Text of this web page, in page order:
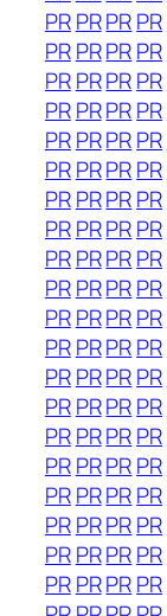
PRPRPRPR
PRPRPRPR
PRPRPRPR
PRPRPRPR
PRPRPRPR
PRPRPRPR
PRPRPRPR
PRPRPRPR
PRPRPRPR
PRPRPRPR
PRPRPRPR
PRPRPRPR
PRPRPRPR
PRPRPRPR
PRPRPRPR
PRPRPRPR
PRPRPRPR
PRPRPRPR
PRPRPRPR
PRPRPRPR